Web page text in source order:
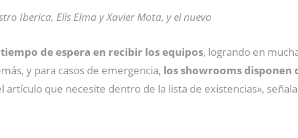
Iberica, Elis Elma y Xavier Mota, y el nuevo
de espera en recibir los equipos, logrando en
y para casos de emergencia, los showrooms disponen
que necesite dentro de la lista de existencias»,